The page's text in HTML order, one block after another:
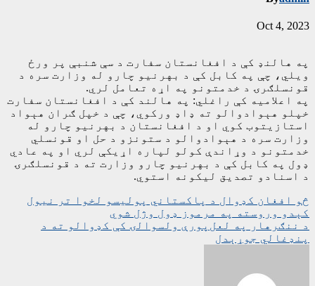
Oct 4, 2023
په هالنډ کې د افغانستان سفارت د سې شنبې پر ورځ
ویلي، چې په کابل کې د بهرنیو چارو له وزارت سره د
قونسلګرۍ د خدمتونو په اړه تعامل لري.
په اعلامیه کې راغلي: په هالند کې د افغانستان سفارت
خپلو هېوادوالو ته ډاډ ورکوي، چې د خپل ګران هېواد
استازیتوب کوي او د افغانستان د بهرنیو چارو له
وزارت سره د هېوادوالو د ستونزو د حل او قونسلي
خدمتونو د وړاندې کولو لپاره اړیکې لري او په عادي
ډول په کابل کې د بهرنیو چارو وزارت ته د قونسلګرۍ
د اسنادو تصدیق لیکونه استوي.
ليکنه
چليدنه
څو افغان کډوال د پاکستاني پولیسو لخوا تر نیول
کېدو وروسته په مرموز ډول وژل شوي
د ننګرهار په لعل‌پورې ولسوالۍ کې کډوالو ته د
پنډغالي جوړېدل